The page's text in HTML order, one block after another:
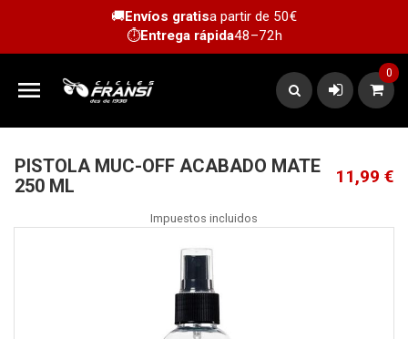
🚚Envíos gratisa partir de 50€
⏱️Entrega rápida48–72h

0
PISTOLA MUC-OFF ACABADO MATE
250 ML
11,99 €
Impuestos incluidos